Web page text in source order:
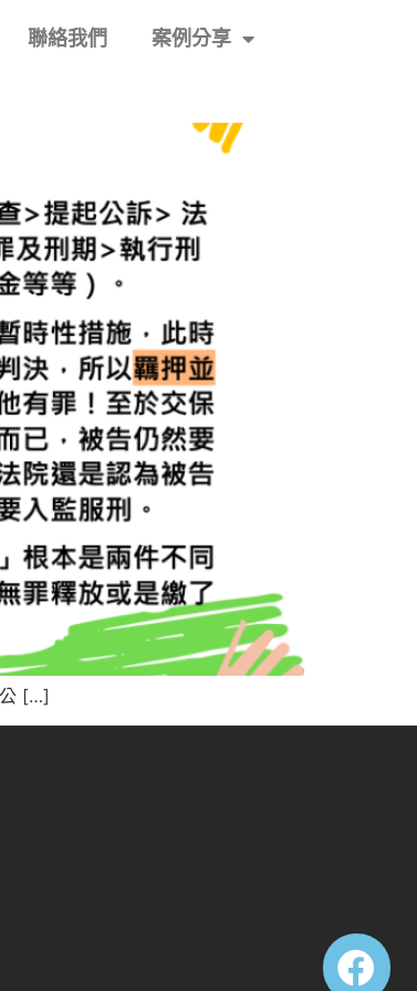
聯絡我們 案例分享
公 […]